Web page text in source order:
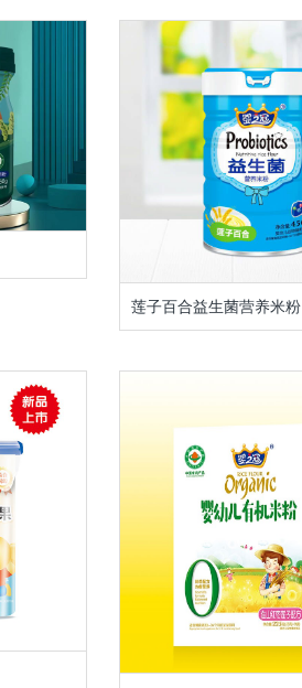
莲子百合益生菌营养米粉